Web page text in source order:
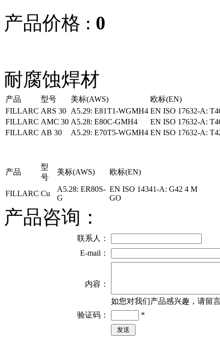
产品价格 : 0
耐腐蚀焊材
产品 型号 美标(AWS)
欧标(EN)
FILLARC ARS 30 A5.29: E81T1-WGMH4 EN ISO 17632-A:
FILLARC AMC 30 A5.28: E80C-GMH4
EN ISO 17632-A:
FILLARC AB 30 A5.29: E70T5-WGMH4 EN ISO 17632-A:
产品
型
号
美标(AWS) 欧标(EN)
FILLARC Cu
A5.28: ER80S-
G
EN ISO 14341-A: G42 4 M
GO
产品咨询：
联系人：
E-mail：
内容：
如您对我们产品感兴趣，请留
验证码：
*